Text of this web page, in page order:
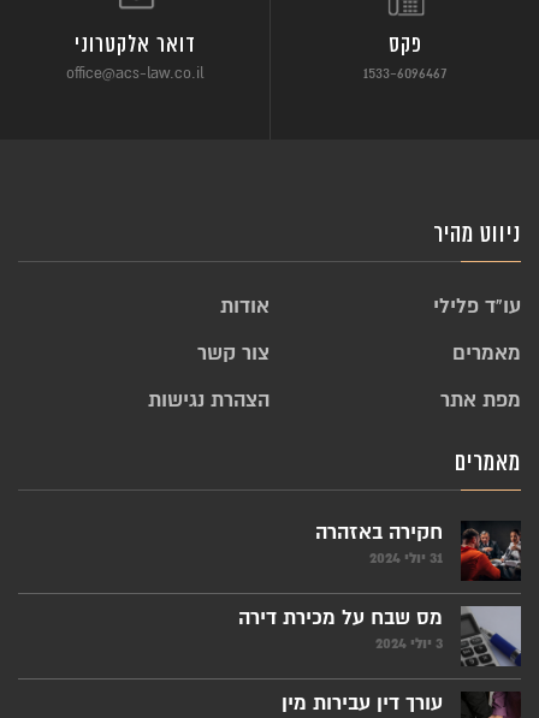
פקס
1533-6096467
דואר אלקטרוני
office@acs-law.co.il
ניווט מהיר
עו”ד פלילי
אודות
מאמרים
צור קשר
מפת אתר
הצהרת נגישות
מאמרים
חקירה באזהרה
31 יולי 2024
מס שבח על מכירת דירה
3 יולי 2024
עורך דין עבירות מין